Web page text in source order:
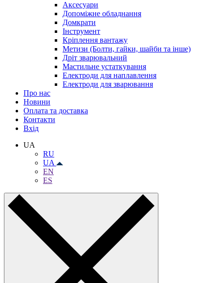
Аксесуари
Допоміжне обладнання
Домкрати
Інструмент
Кріплення вантажу
Метизи (Болти, гайки, шайби та інше)
Дріт зварювальний
Мастильне устаткування
Електроди для наплавлення
Електроди для зварювання
Про нас
Новини
Оплата та доставка
Контакти
Вхiд
UA
RU
UA
EN
ES